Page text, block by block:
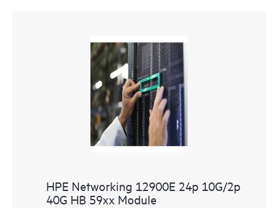
HPE Networking 12900E 24p 10G/2p
40G HB 59xx Module